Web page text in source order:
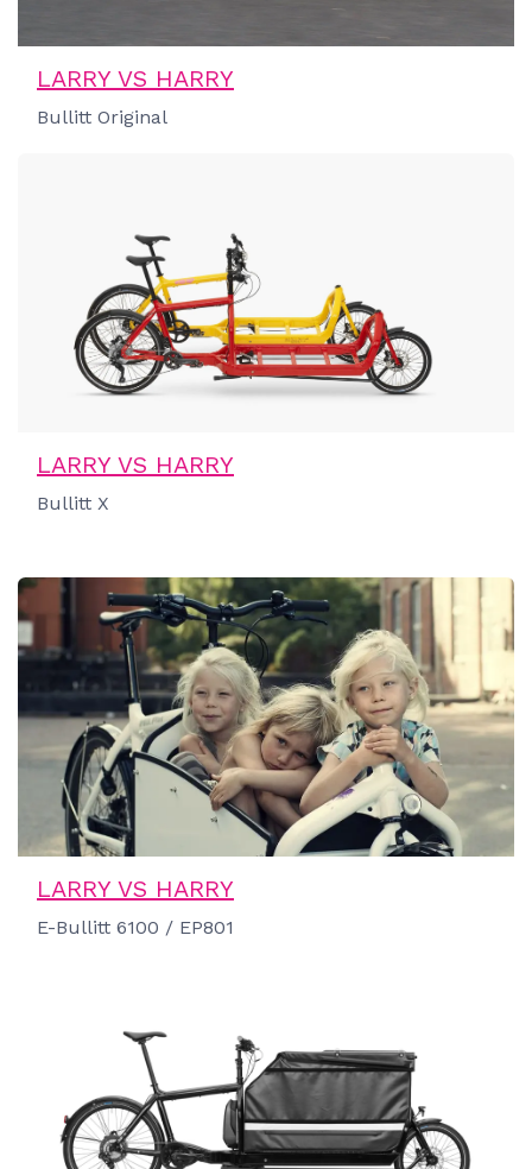
LARRY VS HARRY
Bullitt Original
LARRY VS HARRY
Bullitt X
LARRY VS HARRY
E-Bullitt 6100 / EP801